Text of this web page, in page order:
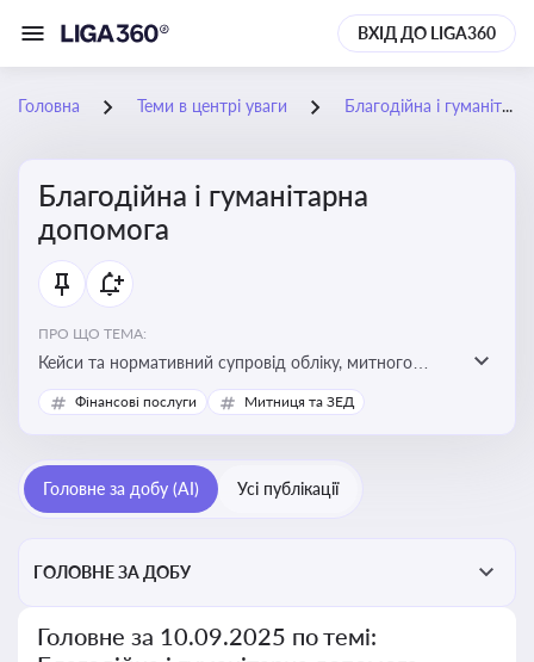
ВХІД ДО LIGA360
Головна Теми в центрі уваги Благодійна і гуманітарна допомога
Благодійна і гуманітарна
допомога
ПРО ЩО ТЕМА:
Кейси та нормативний супровід обліку, митного
оформлення, контролю та утилізації гуманітарної або
благодійної допомоги
Фінансові послуги Митниця та ЗЕД
Головне за добу (AI) Усі публікації
ГОЛОВНЕ ЗА ДОБУ
Головне за 10.09.2025 по темі: